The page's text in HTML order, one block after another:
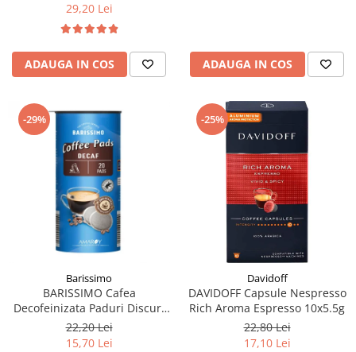
29,20 Lei
ADAUGA IN COS ADAUGA IN COS
-29%
Barissimo
BARISSIMO Cafea
Decofeinizata Paduri Discuri
Senseo 62mm Monodoze
20buc - 140g
22,20 Lei
15,70 Lei
-25%
Davidoff
DAVIDOFF Capsule Nespresso
Rich Aroma Espresso 10x5.5g
22,80 Lei
17,10 Lei